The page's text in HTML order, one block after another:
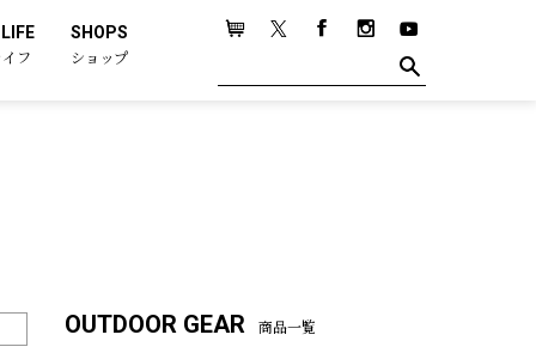
フ
SHOPS
ショップ
OUTDOOR GEAR 商品一覧